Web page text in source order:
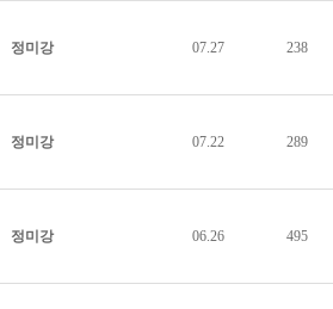
정미강 07.27 238
정미강 07.22 289
정미강 06.26 495